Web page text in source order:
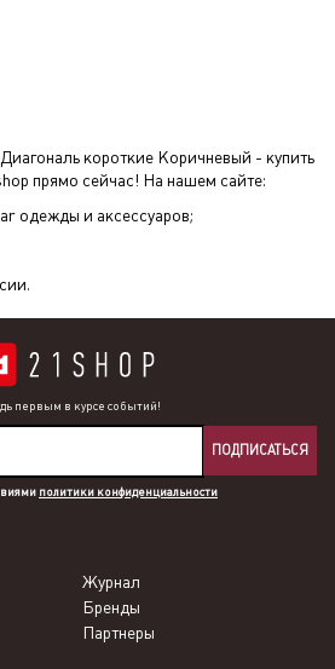
короткие Коричневый - купить
прямо сейчас! На нашем сайте:
одежды и аксессуаров;
первым в курсе событий!
ПОДПИСАТЬСЯ
политики конфиденциальности
Журнал
Бренды
Партнеры